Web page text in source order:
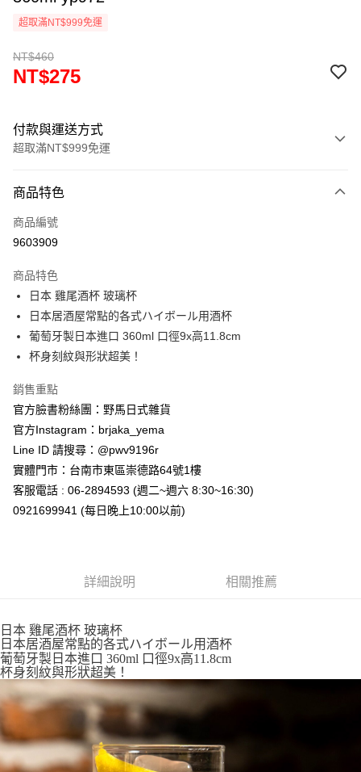
超取滿NT$999免運
NT$460
NT$275
付款與運送方式
超取滿NT$999免運
信用卡一次付款
信用卡分期付款
合作金庫商業銀行
華南商業銀行
上海商業儲蓄銀行
台北富邦商業銀行
國泰世華商業銀行
兆豐國際商業銀行
臺灣中小企業銀行
聯邦商業銀行
元大商業銀行
台新國際商業銀行
台灣樂天信用卡公司
超商取貨付款
LINE Pay
Apple Pay
悠遊付
Google Pay
ATM付款
運送方式
付款後全家取貨
7-11取貨付款
每筆NT$65，滿NT$999(含以上)免運費
付款後7-11取貨
每筆NT$65，滿NT$999(含以上)免運費
宅配
每筆NT$100，滿NT$999(含以上)免運費
商品特色
商品編號
9603909
商品特色
日本 雞尾酒杯 玻璃杯
日本居酒屋常點的各式ハイボール用酒杯
葡萄牙製日本進口 360ml 口徑9x高11.8cm
杯身刻紋與形狀超美！
銷售重點
官方臉書粉絲團：野馬日式雜貨
官方Instagram：brjaka_yema
Line ID 請搜尋：@pwv9196r
實體門市：台南市東區崇德路64號1樓
客服電話 : 06-2894593 (週二~週六 8:30~16:30)
0921699941 (每日晚上10:00以前)
詳細說明 相關推薦
日本 雞尾酒杯 玻璃杯
日本居酒屋常點的各式ハイボール用酒杯
葡萄牙製日本進口 360ml 口徑9x高11.8cm
杯身刻紋與形狀超美！